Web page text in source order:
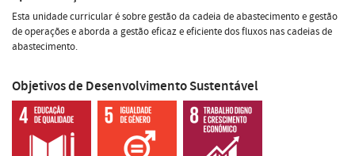
Esta unidade curricular é sobre gestão da cadeia de abastecimento e gestão
de operações e aborda a gestão eficaz e eficiente dos fluxos nas cadeias de
abastecimento.
Objetivos de Desenvolvimento Sustentável